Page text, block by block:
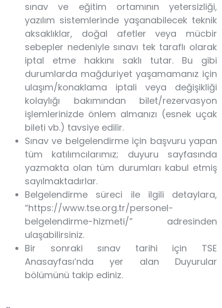
sınav ve eğitim ortamının yetersizliği,
yazılım sistemlerinde yaşanabilecek teknik
aksaklıklar, doğal afetler veya mücbir
sebepler nedeniyle sınavı tek taraflı olarak
iptal etme hakkını saklı tutar. Bu gibi
durumlarda mağduriyet yaşamamanız için
ulaşım/konaklama iptali veya değişikliği
kolaylığı bakımından bilet/rezervasyon
işlemlerinizde önlem almanızı (esnek uçak
bileti vb.) tavsiye edilir.
Sınav ve belgelendirme için başvuru yapan
tüm katılımcılarımız; duyuru sayfasında
yazmakta olan tüm durumları kabul etmiş
sayılmaktadırlar.
Belgelendirme süreci ile ilgili detaylara,
“https://www.tse.org.tr/personel-
belgelendirme-hizmeti/” adresinden
ulaşabilirsiniz.
Bir sonraki sınav tarihi için TSE
Anasayfası’nda yer alan Duyurular
bölümünü takip ediniz.